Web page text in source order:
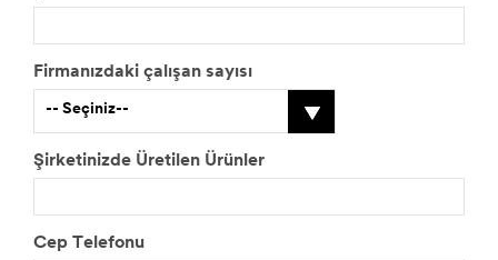
Firmanızdaki çalışan sayısı
-- Seçiniz--
Şirketinizde Üretilen Ürünler
Cep Telefonu